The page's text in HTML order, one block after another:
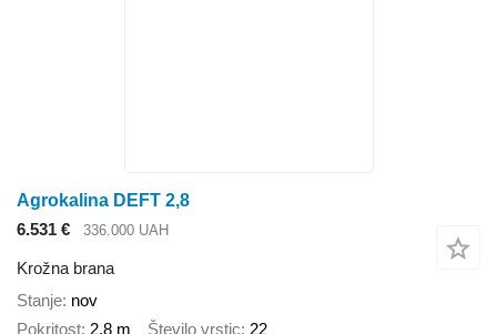
Agrokalina DEFT 2,8
6.531 €
336.000 UAH
Krožna brana
Stanje nov
Pokritost 2,8 m Število vrstic 22